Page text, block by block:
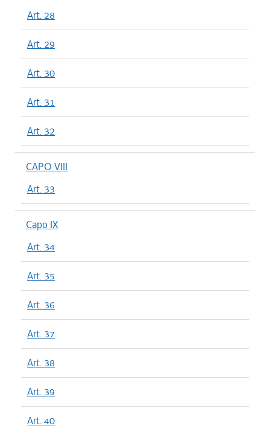
Art. 28
Art. 29
Art. 30
Art. 31
Art. 32
CAPO VIII
Art. 33
Capo IX
Art. 34
Art. 35
Art. 36
Art. 37
Art. 38
Art. 39
Art. 40